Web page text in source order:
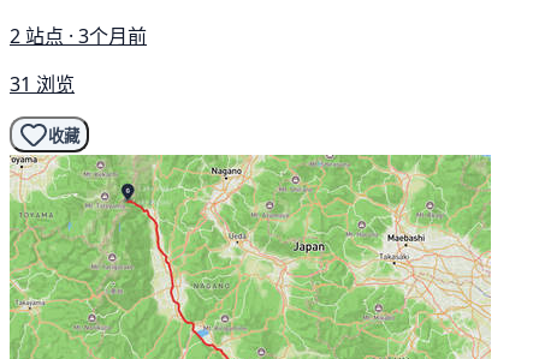
2 站点 · 3个月前
31 浏览
收藏